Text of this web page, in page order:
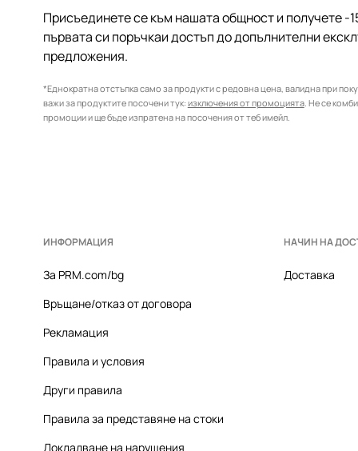
Присъединете се към нашата общност и получете -
първата си поръчкаи достъп до допълнителни
предложения.
*Еднократна отстъпка само за продукти с редовна цена, валидна при
важи за продуктите посочени тук: изключения от промоцията. Не се
промоции и ще бъде изпратена на посочения от теб имейл.
ИНФОРМАЦИЯ
За PRM.com/bg
Връщане/отказ от договора
Рекламация
Правила и условия
Други правила
Правила за представяне на стоки
Докладване на нарушения
НАЧИН НА
Доставка